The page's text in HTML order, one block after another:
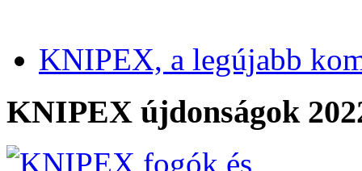
KNIPEX, a legújabb
KNIPEX újdonságok